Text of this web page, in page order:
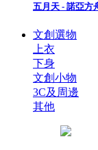
五月天 - 諾亞方
文創選物
上衣
下身
文創小物
3C及周邊
其他